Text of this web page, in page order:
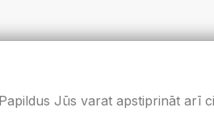
LV58HABA0551020433478
Jūs varat apstiprināt arī